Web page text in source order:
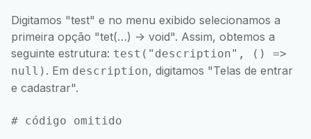
Digitamos "test" e no menu exibido selecionamos a
primeira opção "tet(…) -> void". Assim, obtemos a
seguinte estrutura: test("description", () =>
null) . Em description, digitamos "Telas de entrar
e cadastrar".
# código omitido